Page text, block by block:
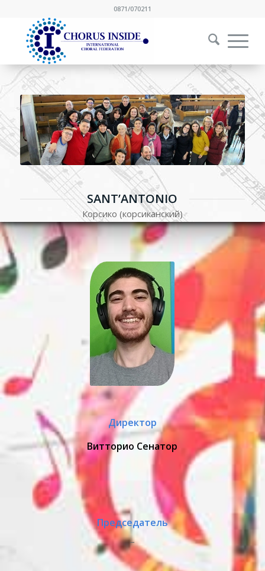
0871/070211
SANT’ANTONIO
Корсико (корсиканский)
Директор
Витторио Сенатор
Председатель
_